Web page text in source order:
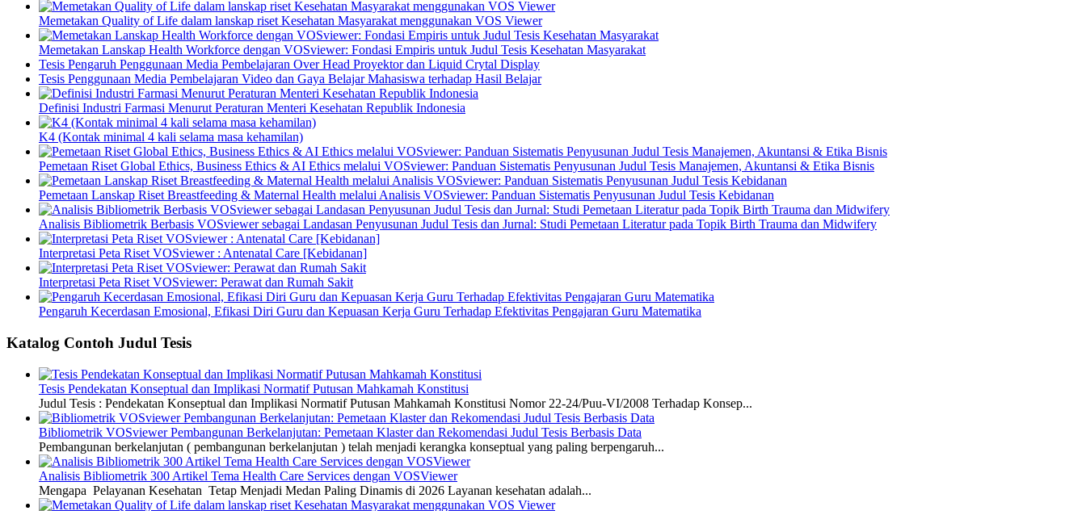
Memetakan Quality of Life dalam lanskap riset Kesehatan Masyarakat menggunakan VOS Viewer
Memetakan Lanskap Health Workforce dengan VOSviewer: Fondasi Empiris untuk Judul Tesis Kesehatan Masyarakat
Tesis Pengaruh Penggunaan Media Pembelajaran Over Head Proyektor dan Liquid Crytal Display
Tesis Penggunaan Media Pembelajaran Video dan Gaya Belajar Mahasiswa terhadap Hasil Belajar
Definisi Industri Farmasi Menurut Peraturan Menteri Kesehatan Republik Indonesia
K4 (Kontak minimal 4 kali selama masa kehamilan)
Pemetaan Riset Global Ethics, Business Ethics & AI Ethics melalui VOSviewer: Panduan Sistematis Penyusunan Judul Tesis Manajemen, Akuntansi & Etika Bisnis
Pemetaan Lanskap Riset Breastfeeding & Maternal Health melalui Analisis VOSviewer: Panduan Sistematis Penyusunan Judul Tesis Kebidanan
Analisis Bibliometrik Berbasis VOSviewer sebagai Landasan Penyusunan Judul Tesis dan Jurnal: Studi Pemetaan Literatur pada Topik Birth Trauma dan Midwifery
Interpretasi Peta Riset VOSviewer : Antenatal Care [Kebidanan]
Interpretasi Peta Riset VOSviewer: Perawat dan Rumah Sakit
Pengaruh Kecerdasan Emosional, Efikasi Diri Guru dan Kepuasan Kerja Guru Terhadap Efektivitas Pengajaran Guru Matematika
Katalog Contoh Judul Tesis
Tesis Pendekatan Konseptual dan Implikasi Normatif Putusan Mahkamah Konstitusi
Judul Tesis : Pendekatan Konseptual dan Implikasi Normatif Putusan Mahkamah Konstitusi Nomor 22-24/Puu-VI/2008 Terhadap Konsep...
Bibliometrik VOSviewer Pembangunan Berkelanjutan: Pemetaan Klaster dan Rekomendasi Judul Tesis Berbasis Data
Pembangunan berkelanjutan ( pembangunan berkelanjutan ) telah menjadi kerangka konseptual yang paling berpengaruh...
Analisis Bibliometrik 300 Artikel Tema Health Care Services dengan VOSViewer
Mengapa Pelayanan Kesehatan Tetap Menjadi Medan Paling Dinamis di 2026 Layanan kesehatan adalah...